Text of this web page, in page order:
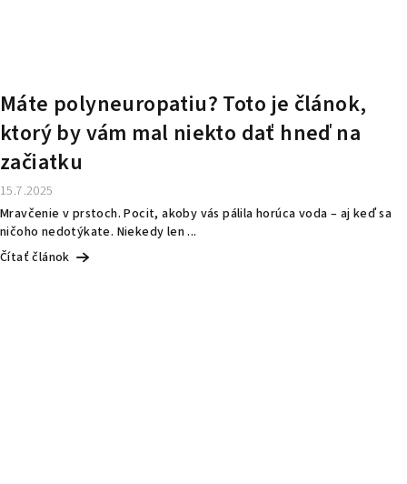
Máte polyneuropatiu? Toto je článok,
ktorý by vám mal niekto dať hneď na
začiatku
15.7.2025
Mravčenie v prstoch. Pocit, akoby vás pálila horúca voda – aj keď sa
ničoho nedotýkate. Niekedy len ...
Čítať článok